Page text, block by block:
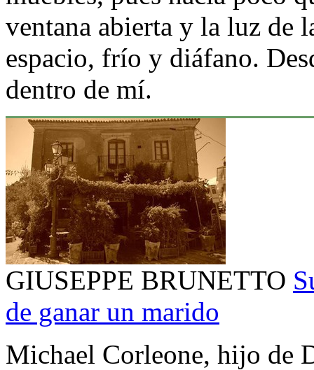
ventana abierta y la luz de
espacio, frío y diáfano.
dentro de mí.
GIUSEPPE BRUNETTO
de ganar un marido
Michael Corleone, hijo de